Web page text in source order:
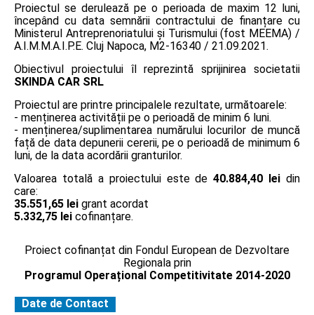
Proiectul se derulează pe o perioada de maxim 12 luni,
începând cu data semnării contractului de finanțare cu
Ministerul Antreprenoriatului și Turismului (fost MEEMA) /
A.I.M.M.A.I.P.E. Cluj Napoca, M2-16340 / 21.09.2021.
Obiectivul proiectului îl reprezintă sprijinirea societatii
SKINDA CAR SRL
Proiectul are printre principalele rezultate, următoarele:
- menținerea activității pe o perioadă de minim 6 luni.
- menținerea/suplimentarea numărului locurilor de muncă
față de data depunerii cererii, pe o perioadă de minimum 6
luni, de la data acordării granturilor.
Valoarea totală a proiectului este de40.884,40 lei din
care:
35.551,65 lei grant acordat
5.332,75 lei cofinanțare.
Proiect cofinanțat din Fondul European de Dezvoltare
Regionala prin
Programul Operațional Competitivitate 2014-2020
Date de Contact